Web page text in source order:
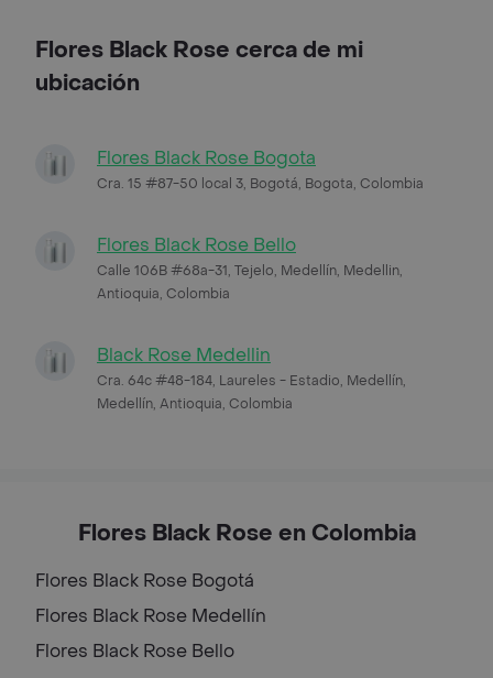
Flores Black Rose cerca de mi
ubicación
Flores Black Rose Bogota
Cra. 15 #87-50 local 3, Bogotá, Bogota, Colombia
Flores Black Rose Bello
Calle 106B #68a-31, Tejelo, Medellín, Medellin,
Antioquia, Colombia
Black Rose Medellin
Cra. 64c #48-184, Laureles - Estadio, Medellín,
Medellín, Antioquia, Colombia
Flores Black Rose en Colombia
Flores Black Rose Bogotá
Flores Black Rose Medellín
Flores Black Rose Bello